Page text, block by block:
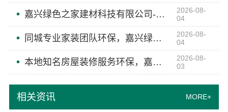
嘉兴绿色之家建材科技有限公司-本地知名房屋装修服务环保
2026-08-
04
同城专业家装团队环保，嘉兴绿色之家建材科技有限公司全包服务
2026-08-
04
本地知名房屋装修服务环保，嘉兴绿色之家建材科技有限公司
2026-08-
03
相关资讯 MORE+